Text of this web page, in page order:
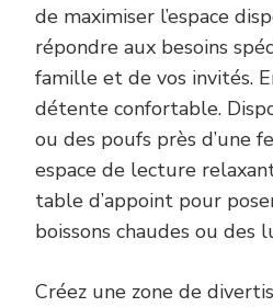
de maximiser l’espace
répondre aux besoins
famille et de vos invités.
détente confortable.
ou des poufs près d’une
espace de lecture
table d’appoint pour
boissons chaudes ou des
Créez une zone de